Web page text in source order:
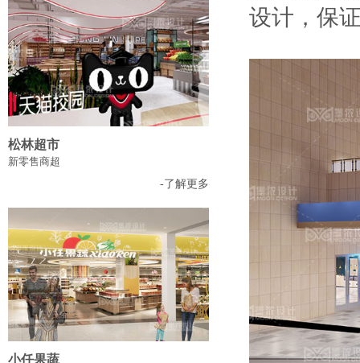
松林超市
新零售商超
-了解更多
小任果蔬
设计，保